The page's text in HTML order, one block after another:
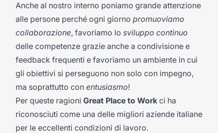
Anche al nostro interno poniamo grande attenzione
alle persone perché ogni giorno promuoviamo
collaborazione, favoriamo lo sviluppo continuo
delle competenze grazie anche a condivisione e
feedback frequenti e favoriamo un ambiente in cui
gli obiettivi si perseguono non solo con impegno,
ma soprattutto con entusiasmo!
Per queste ragioni Great Place to Work ci ha
riconosciuti come una delle migliori aziende italiane
per le eccellenti condizioni di lavoro.